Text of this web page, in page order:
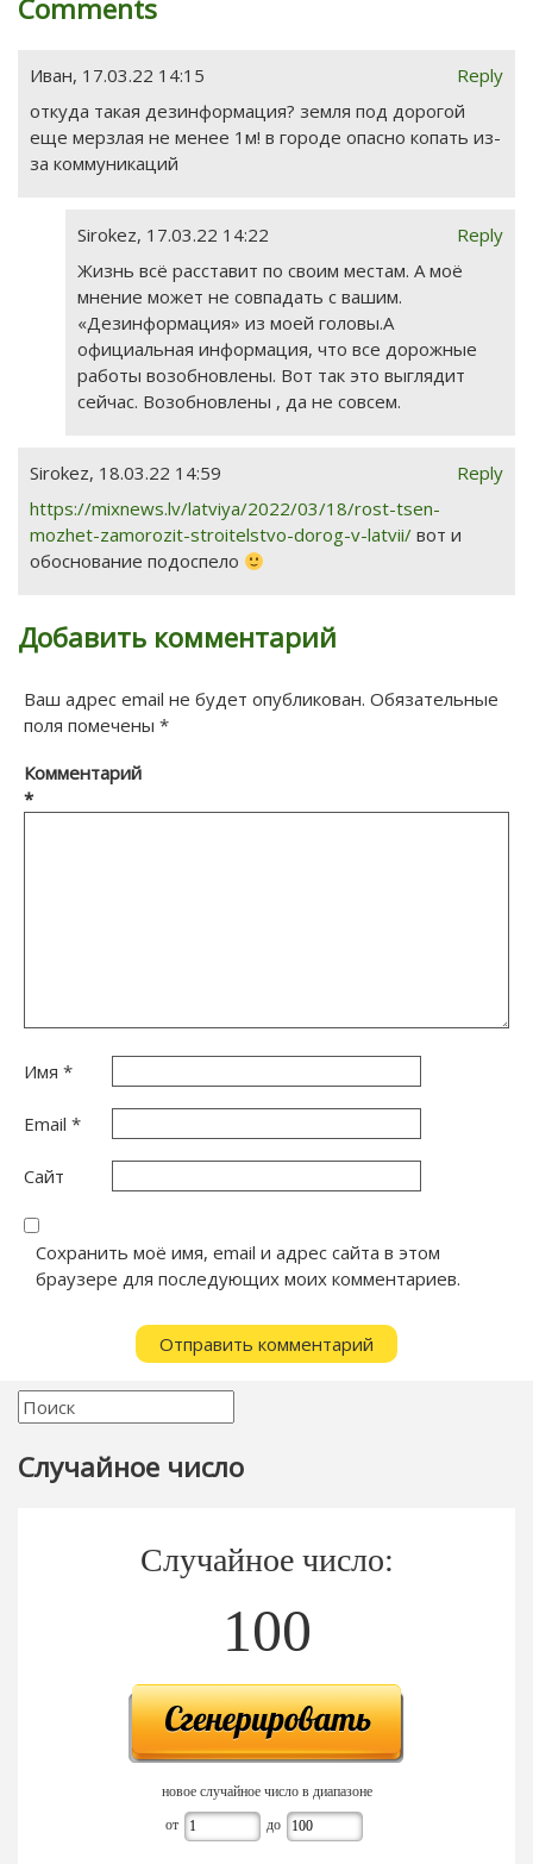
Comments
Reply
Иван, 17.03.22 14:15
откуда такая дезинформация? земля под дорогой
еще мерзлая не менее 1м! в городе опасно копать из-
за коммуникаций
Reply
Sirokez, 17.03.22 14:22
Жизнь всё расставит по своим местам. А моё
мнение может не совпадать с вашим.
«Дезинформация» из моей головы.А
официальная информация, что все дорожные
работы возобновлены. Вот так это выглядит
сейчас. Возобновлены , да не совсем.
Reply
Sirokez, 18.03.22 14:59
https://mixnews.lv/latviya/2022/03/18/rost-tsen-
mozhet-zamorozit-stroitelstvo-dorog-v-latvii/ вот и
обоснование подоспело
Добавить комментарий
Ваш адрес email не будет опубликован. Обязательные
поля помечены *
Комментарий
*
Имя *
Email *
Сайт
Сохранить моё имя, email и адрес сайта в этом
браузере для последующих моих комментариев.
Случайное число
Случайное число:
100
новое случайное число в диапазоне
от до